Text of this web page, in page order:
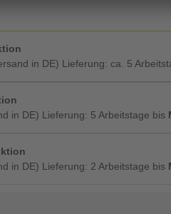
in DE) Lieferung: ca. 5
in DE) Lieferung: 5 Arbeitstage bis
in DE) Lieferung: 2 Arbeitstage bis